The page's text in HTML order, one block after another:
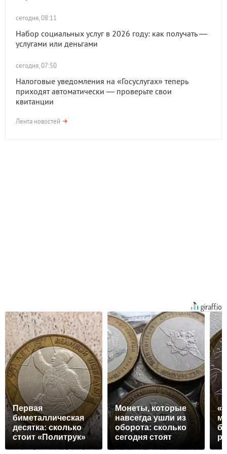
сегодня, 08:11
Набор социальных услуг в 2026 году: как получать —
услугами или деньгами
сегодня, 07:50
Налоговые уведомления на «Госуслугах» теперь
приходят автоматически — проверьте свои
квитанции
Лента новостей
Первая
биметаллическая
десятка: сколько
стоит «Политрук»
Монеты, которые
навсегда ушли из
оборота: сколько
сегодня стоят